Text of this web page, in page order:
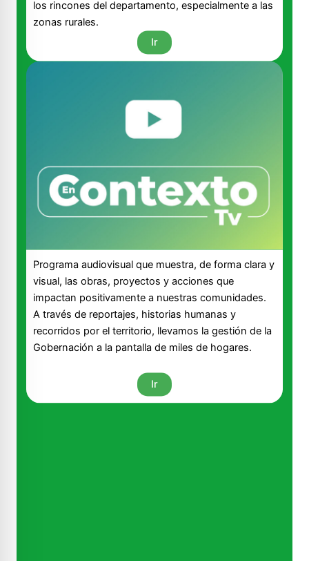
los rincones del departamento, especialmente a las
zonas rurales.
Ir
Programa audiovisual que muestra, de forma clara y
visual, las obras, proyectos y acciones que
impactan positivamente a nuestras comunidades.
A través de reportajes, historias humanas y
recorridos por el territorio, llevamos la gestión de la
Gobernación a la pantalla de miles de hogares.
Ir